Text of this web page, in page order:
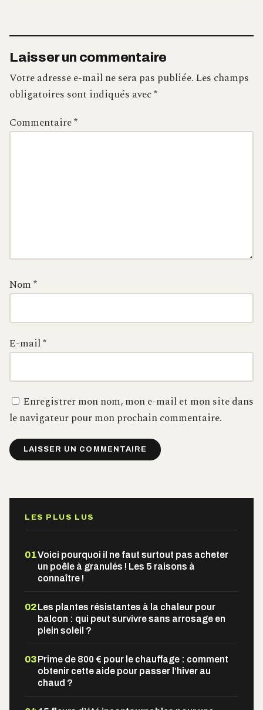
Laisser un commentaire
Votre adresse e-mail ne sera pas publiée.Les champs
obligatoires sont indiqués avec*
Commentaire*
Nom*
E-mail*
Enregistrer mon nom, mon e-mail et mon site dans
le navigateur pour mon prochain commentaire.
LES PLUS LUS
01Voici pourquoi il ne faut surtout pas acheter
un poêle à granulés ! Les 5 raisons à
connaître !
02Les plantes résistantes à la chaleur pour
balcon : qui peut survivre sans arrosage en
plein soleil ?
03Prime de 800 € pour le chauffage : comment
obtenir cette aide pour passer l’hiver au
chaud ?